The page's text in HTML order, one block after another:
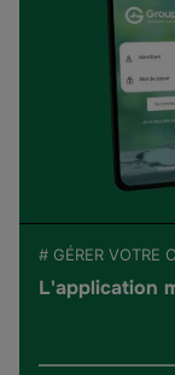
# GÉRER VOTRE
L'application